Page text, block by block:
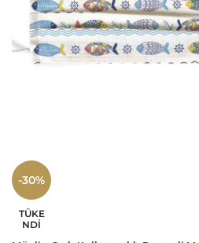
-30%
TÜKE
NDI